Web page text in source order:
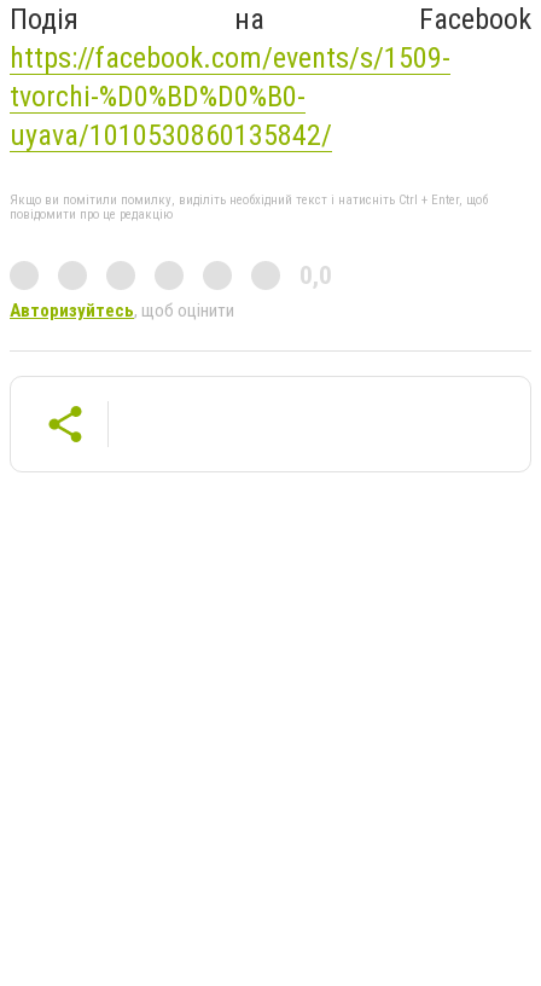
Подія на Facebook
https://facebook.com/events/s/1509-
tvorchi-%D0%BD%D0%B0-
uyava/1010530860135842/
Якщо ви помітили помилку, виділіть необхідний текст і натисніть Ctrl + Enter, щоб
повідомити про це редакцію
0,0
Авторизуйтесь, щоб оцінити